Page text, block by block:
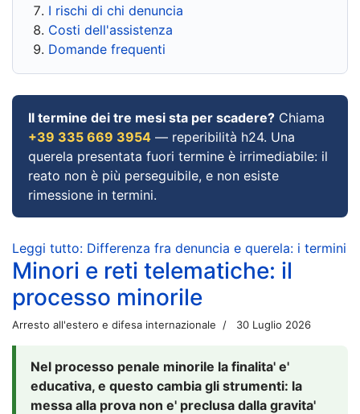
I rischi di chi denuncia
Costi dell'assistenza
Domande frequenti
Il termine dei tre mesi sta per scadere? Chiama
+39 335 669 3954 — reperibilità h24. Una
querela presentata fuori termine è irrimediabile: il
reato non è più perseguibile, e non esiste
rimessione in termini.
Leggi tutto: Differenza fra denuncia e querela: i termini
Minori e reti telematiche: il
processo minorile
Arresto all'estero e difesa internazionale 30 Luglio 2026
Nel processo penale minorile la finalita' e'
educativa, e questo cambia gli strumenti: la
messa alla prova non e' preclusa dalla gravita'